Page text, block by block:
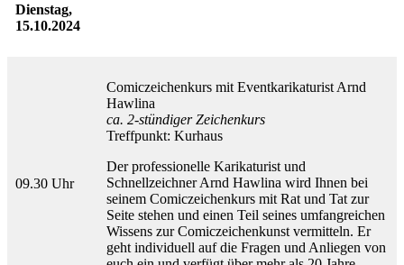
Dienstag,
15.10.2024
09.30 Uhr
Comiczeichenkurs mit Eventkarikaturist Arnd
Hawlina
ca. 2-stündiger Zeichenkurs
Treffpunkt: Kurhaus
Der professionelle Karikaturist und
Schnellzeichner Arnd Hawlina wird Ihnen bei
seinem Comiczeichenkurs mit Rat und Tat zur
Seite stehen und einen Teil seines umfangreichen
Wissens zur Comiczeichenkunst vermitteln. Er
geht individuell auf die Fragen und Anliegen von